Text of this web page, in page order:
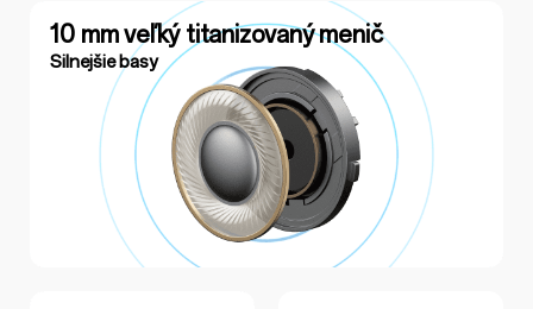
10 mm veľký titanizovaný menič
Silnejšie basy